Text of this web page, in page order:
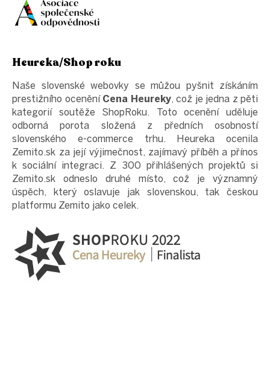
Heureka/Shop roku
Naše slovenské webovky se můžou pyšnit získáním
prestižního ocenění Cena Heureky, což je jedna z pěti
kategorií soutěže ShopRoku. Toto ocenění uděluje
odborná porota složená z předních osobností
slovenského e-commerce trhu. Heureka ocenila
Zemito.sk za její výjimečnost, zajímavý příběh a přínos
k sociální integraci. Z 300 přihlášených projektů si
Zemito.sk odneslo druhé místo, což je významný
úspěch, který oslavuje jak slovenskou, tak českou
platformu Zemito jako celek.